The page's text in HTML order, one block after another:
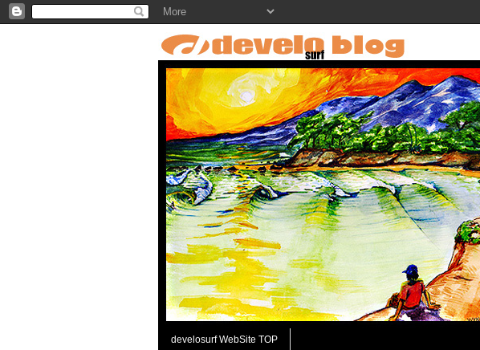
develosurf WebSite TOP